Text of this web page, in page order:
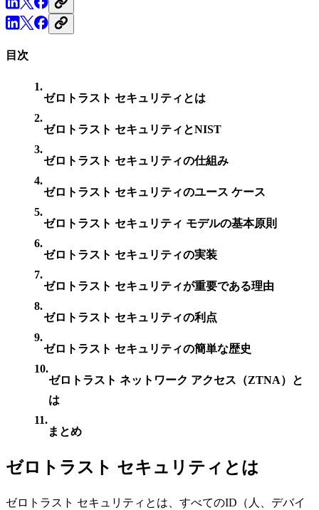
目次
ゼロトラスト セキュリティとは
ゼロトラスト セキュリティとNIST
ゼロトラスト セキュリティの仕組み
ゼロトラスト セキュリティのユース ケース
ゼロトラスト セキュリティ モデルの基本原則
ゼロトラスト セキュリティの実装
ゼロトラスト セキュリティが重要である理由
ゼロトラスト セキュリティの利点
ゼロトラスト セキュリティの簡単な歴史
ゼロトラスト ネットワーク アクセス（ZTNA）と
は
まとめ
ゼロトラスト セキュリティとは
ゼロトラスト セキュリティとは、すべてのID（人、デバイ